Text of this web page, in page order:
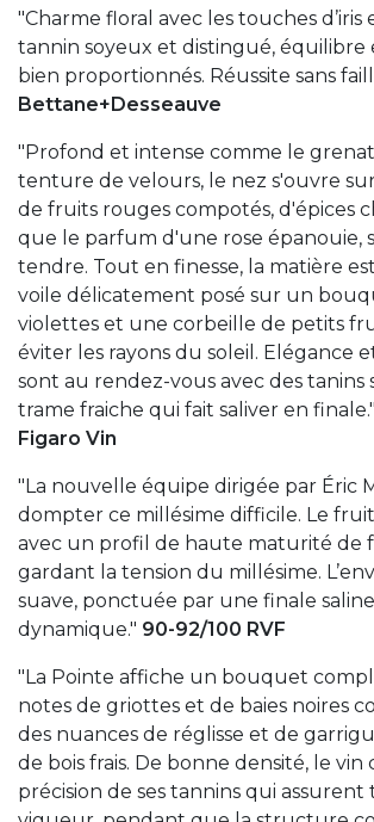
"Charme floral avec les touches d’iris
tannin soyeux et distingué,
bien proportionnés. Réussite sans
Bettane+Desseauve
"Profond et intense comme le
tenture de velours, le nez s'ouvre
de fruits rouges compotés, d'épices
que le parfum d'une rose épanouie,
tendre. Tout en finesse, la matière
voile délicatement posé sur un
violettes et une corbeille de petits
éviter les rayons du soleil. Elégance
sont au rendez-vous avec des tanins
trame fraiche qui fait saliver en finale."
Figaro Vin
"La nouvelle équipe dirigée par Éric
dompter ce millésime difficile. Le
avec un profil de haute maturité de
gardant la tension du millésime.
suave, ponctuée par une finale
dynamique." 90-92/100 RVF
"La Pointe affiche un bouquet
notes de griottes et de baies noires
des nuances de réglisse et de
de bois frais. De bonne densité, le vin
précision de ses tannins qui